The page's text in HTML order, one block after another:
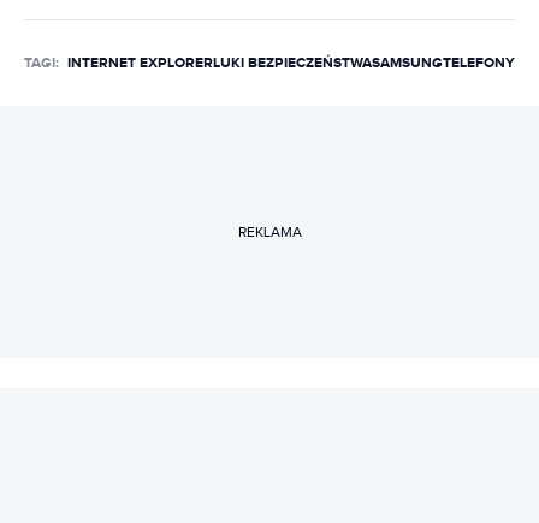
TAGI: INTERNET EXPLORERLUKI BEZPIECZEŃSTWASAMSUNGTELEFONY
REKLAMA